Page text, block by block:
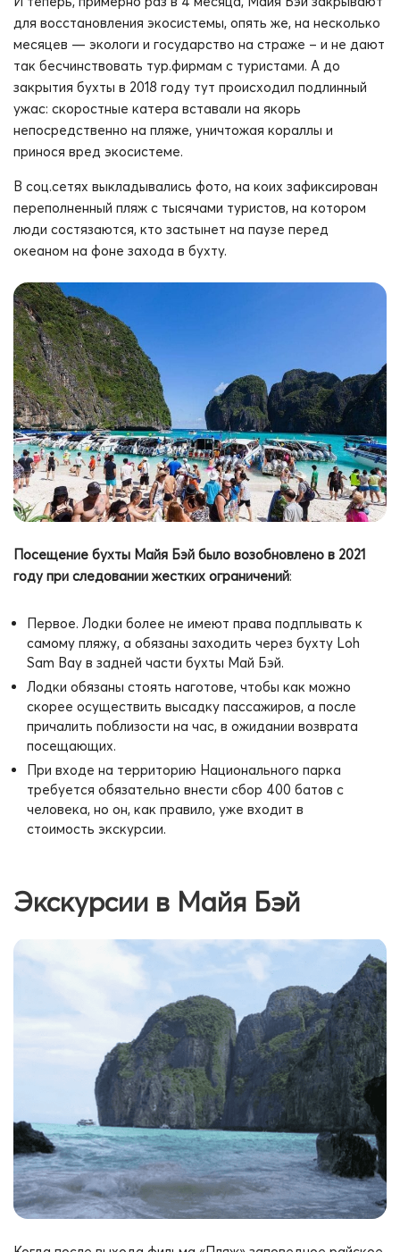
для восстановления экосистемы, опять же, на несколько
месяцев — экологи и государство на страже – и не дают
так бесчинствовать тур.фирмам с туристами. А до
закрытия бухты в 2018 году тут происходил подлинный
ужас: скоростные катера вставали на якорь
непосредственно на пляже, уничтожая кораллы и
принося вред экосистеме.
В соц.сетях выкладывались фото, на коих зафиксирован
переполненный пляж с тысячами туристов, на котором
люди состязаются, кто застынет на паузе перед
океаном на фоне захода в бухту.
Посещение бухты Майя Бэй было возобновлено в 2021
году при следовании жестких ограничений:
Первое. Лодки более не имеют права подплывать к
самому пляжу, а обязаны заходить через бухту Loh
Sam Bay в задней части бухты Май Бэй.
Лодки обязаны стоять наготове, чтобы как можно
скорее осуществить высадку пассажиров, а после
причалить поблизости на час, в ожидании возврата
посещающих.
При входе на территорию Национального парка
требуется обязательно внести сбор 400 батов с
человека, но он, как правило, уже входит в
стоимость экскурсии.
Экскурсии в Майя Бэй